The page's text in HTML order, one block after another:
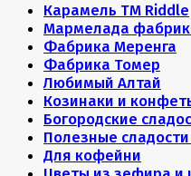
Карамель ТМ Riddle
Мармелада
Фабрика Меренга
Фабрика Томер
Любимый Алтай
Козинаки и
Богородские
Полезные
Для кофейни